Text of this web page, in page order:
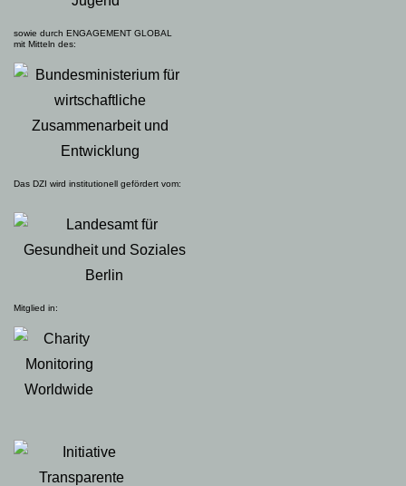
sowie durch ENGAGEMENT GLOBAL
mit Mitteln des:
Das DZI wird institutionell gefördert vom:
Mitglied in: